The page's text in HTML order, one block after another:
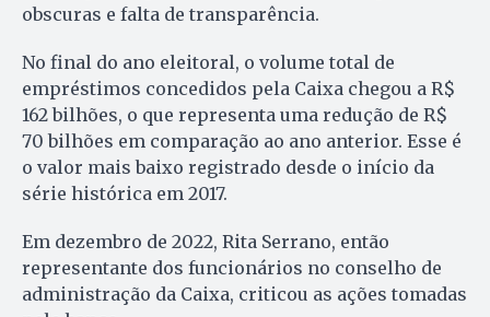
obscuras e falta de transparência.
No final do ano eleitoral, o volume total de
empréstimos concedidos pela Caixa chegou a R$
162 bilhões, o que representa uma redução de R$
70 bilhões em comparação ao ano anterior. Esse é
o valor mais baixo registrado desde o início da
série histórica em 2017.
Em dezembro de 2022, Rita Serrano, então
representante dos funcionários no conselho de
administração da Caixa, criticou as ações tomadas